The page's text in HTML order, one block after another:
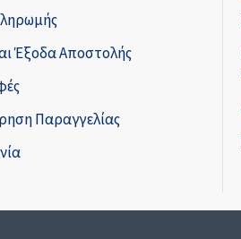
Έξοδα Αποστολής
Παραγγελίας